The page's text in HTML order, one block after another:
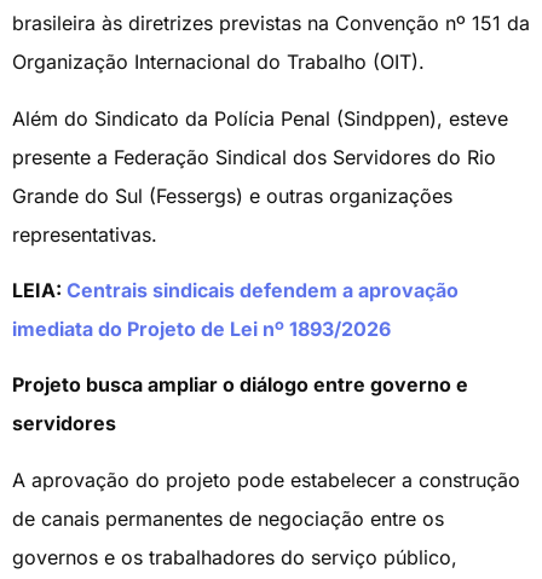
brasileira às diretrizes previstas na Convenção nº 151 da
Organização Internacional do Trabalho (OIT).
Além do Sindicato da Polícia Penal (Sindppen), esteve
presente a Federação Sindical dos Servidores do Rio
Grande do Sul (Fessergs) e outras organizações
representativas.
LEIA: Centrais sindicais defendem a aprovação
imediata do Projeto de Lei nº 1893/2026
Projeto busca ampliar o diálogo entre governo e
servidores
A aprovação do projeto pode estabelecer a construção
de canais permanentes de negociação entre os
governos e os trabalhadores do serviço público,